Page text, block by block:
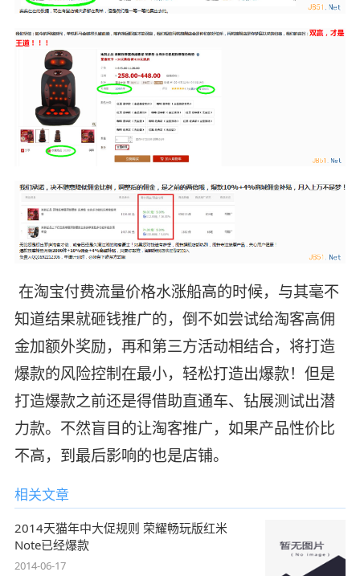
在淘宝付费流量价格水涨船高的时候，与其毫不
知道结果就砸钱推广的，倒不如尝试给淘客高佣
金加额外奖励，再和第三方活动相结合，将打造
爆款的风险控制在最小，轻松打造出爆款！但是
打造爆款之前还是得借助直通车、钻展测试出潜
力款。不然盲目的让淘客推广，如果产品性价比
不高，到最后影响的也是店铺。
相关文章
2014天猫年中大促规则 荣耀畅玩版红米
Note已经爆款
2014-06-17